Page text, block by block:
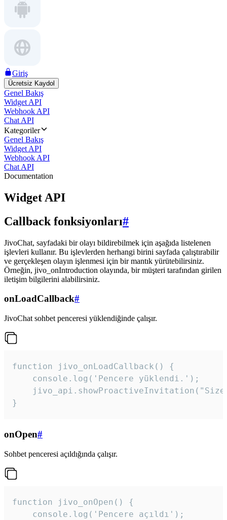
Giriş
Ücretsiz Kaydol
Genel Bakış
Widget API
Webhook API
Chat API
Kategoriler
Genel Bakış
Widget API
Webhook API
Chat API
Documentation
Widget API
Callback fonksiyonları#
JivoChat, sayfadaki bir olayı bildirebilmek için aşağıda listelenen
işlevleri kullanır. Bu işlevlerden herhangi birini sayfada çalıştırabilir
ve gerçekleşen olayın işlenmesi için bir mantık yürütebilirsiniz.
Örneğin, jivo_onIntroduction olayında, bir müşteri tarafından girilen
iletişim bilgilerini alabilirsiniz.
onLoadCallback#
JivoChat sohbet penceresi yüklendiğinde çalışır.
function jivo_onLoadCallback() {
    console.log('Pencere yüklendi.');
}
onOpen#
Sohbet penceresi açıldığında çalışır.
function jivo_onOpen() {
    console.log('Pencere açıldı');